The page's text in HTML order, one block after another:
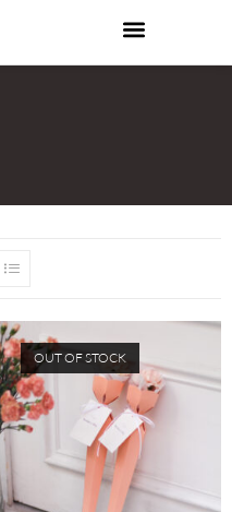
OUT OF STOCK